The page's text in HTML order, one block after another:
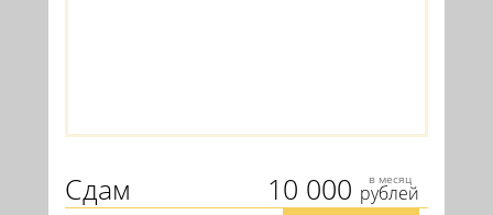
10 000 в месяц
рублей
Сдам